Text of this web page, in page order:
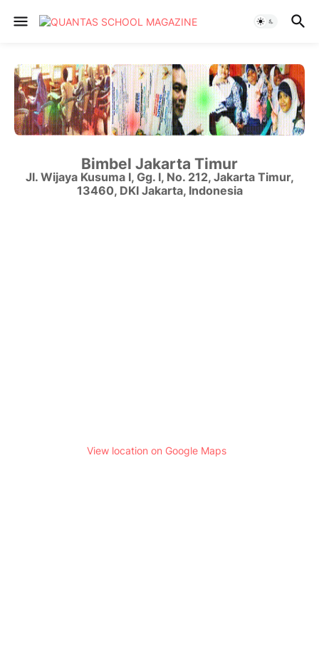
Bimbel Jakarta Timur
Jl. Wijaya Kusuma I, Gg. I, No. 212, Jakarta Timur,
13460, DKI Jakarta, Indonesia
View location on Google Maps